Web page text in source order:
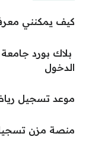
كيف يمكنني
بلاك بورد
الدخول
موعد تسجيل رياض
منصة مزن